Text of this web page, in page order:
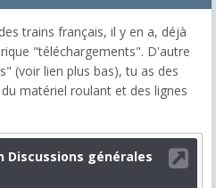
trains français, il y en a, déjà
"téléchargements". D'autre
(voir lien plus bas), tu as des
matériel roulant et des lignes